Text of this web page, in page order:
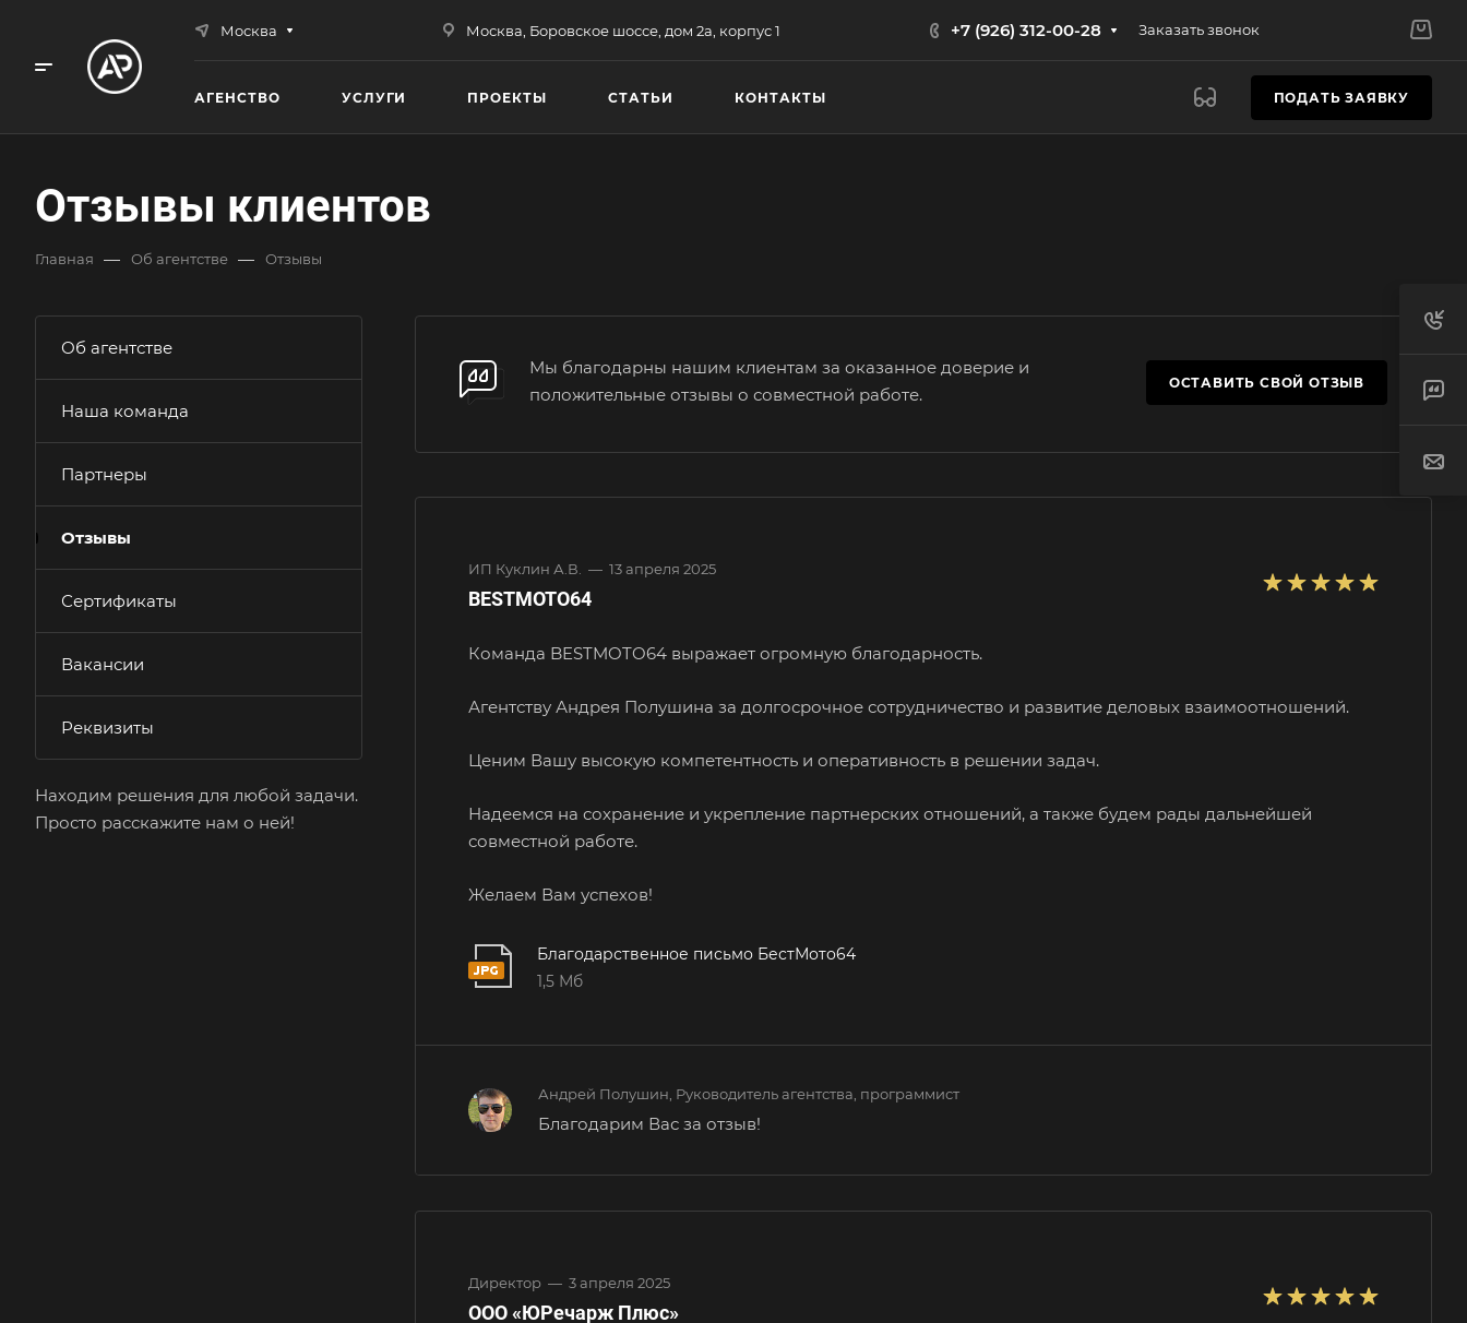
Москва Москва, Боровское шоссе, дом 2а, корпус 1 +7 (926) 312-00-28 Заказать звонок
АГЕНСТВО УСЛУГИ ПРОЕКТЫ СТАТЬИ КОНТАКТЫ ПОДАТЬ ЗАЯВКУ
Отзывы клиентов
Главная — Об агентстве — Отзывы
Мы благодарны нашим клиентам за оказанное доверие и
положительные отзывы о совместной работе.
ОСТАВИТЬ СВОЙ ОТЗЫВ
ИП Куклин А.В. — 13 апреля 2025
BESTMOTO64
Команда BESTMOTO64 выражает огромную благодарность.
Агентству Андрея Полушина за долгосрочное сотрудничество и развитие деловых взаимоотношений.
Ценим Вашу высокую компетентность и оперативность в решении задач.
Надеемся на сохранение и укрепление партнерских отношений, а также будем рады дальнейшей
совместной работе.
Желаем Вам успехов!
Благодарственное письмо БестМото64
1,5 Мб
Андрей Полушин, Руководитель агентства, программист
Благодарим Вас за отзыв!
Директор — 3 апреля 2025
ООО «ЮРечарж Плюс»
Об агентстве
Наша команда
Партнеры
Отзывы
Сертификаты
Вакансии
Реквизиты
Находим решения для любой задачи.
Просто расскажите нам о ней!